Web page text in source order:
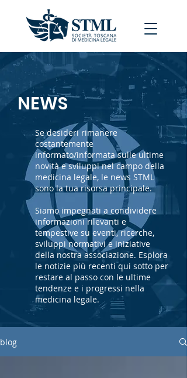
NEWS
Se desideri rimanere
costantemente
informato/informata sulle ultime
novità e sviluppi nel campo della
medicina legale, le news STML
sono la tua risorsa principale.
Siamo impegnati a condividere
informazioni rilevanti e
tempestive su eventi, ricerche,
sviluppi normativi e iniziative
della nostra associazione. Esplora
le notizie più recenti qui sotto per
restare al passo con le ultime
tendenze e i progressi nella
medicina legale.
blog